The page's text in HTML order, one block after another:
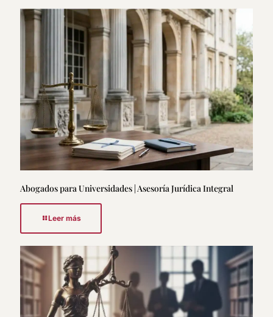
Abogados para Universidades | Asesoría Jurídica Integral
Leer más